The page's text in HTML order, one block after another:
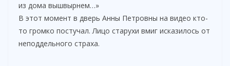
из дома вышвырнем…»
В этот момент в дверь Анны Петровны на видео кто-
то громко постучал. Лицо старухи вмиг исказилось от
неподдельного страха.